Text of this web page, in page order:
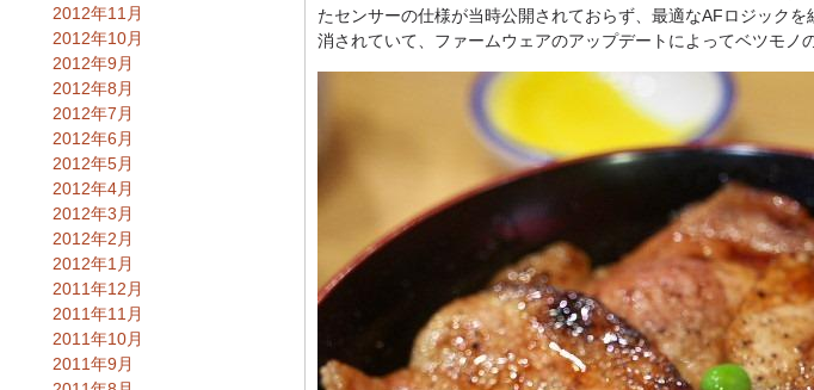
たセンサーの仕様が当時公開されておらず、最適なAFロジック
消されていて、ファームウェアのアップデートによってベツモノ
2012年11月
2012年10月
2012年9月
2012年8月
2012年7月
2012年6月
2012年5月
2012年4月
2012年3月
2012年2月
2012年1月
2011年12月
2011年11月
2011年10月
2011年9月